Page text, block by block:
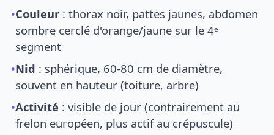
•Couleur : thorax noir, pattes jaunes, abdomen
sombre cerclé d'orange/jaune sur le 4ᵉ
segment
•Nid : sphérique, 60-80 cm de diamètre,
souvent en hauteur (toiture, arbre)
•Activité : visible de jour (contrairement au
frelon européen, plus actif au crépuscule)